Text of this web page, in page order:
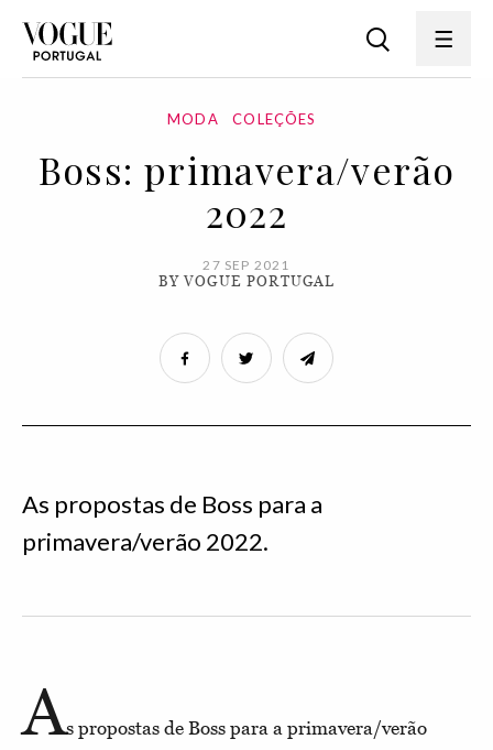
MODA COLEÇÕES
Boss: primavera/verão
2022
27 SEP 2021
BY VOGUE PORTUGAL
As propostas de Boss para a
primavera/verão 2022.
As propostas de Boss para a primavera/verão